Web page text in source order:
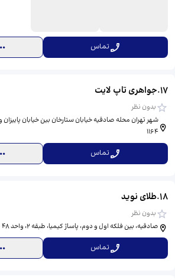
تماس
17
.جواهری تاپ لایت
بدون نظر
شهر تهران محله صادقیه خیابان ستارخان بین
1164
تماس
18
.طلای نوید
بدون نظر
صادقیه، بین فلکه اول و دوم، پاساژ کیمیا، طبقه 2، واحد 48
تماس